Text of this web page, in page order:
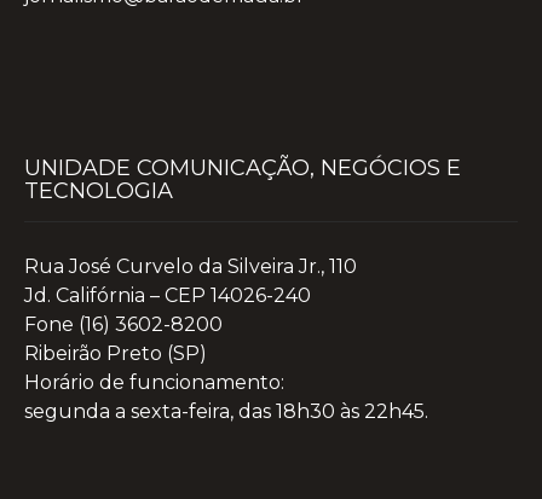
UNIDADE COMUNICAÇÃO, NEGÓCIOS E
TECNOLOGIA
Rua José Curvelo da Silveira Jr., 110
Jd. Califórnia – CEP 14026-240
Fone (16) 3602-8200
Ribeirão Preto (SP)
Horário de funcionamento:
segunda a sexta-feira, das 18h30 às 22h45.